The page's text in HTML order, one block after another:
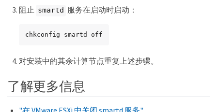
阻止 smartd 服务在启动时启动：
chkconfig smartd off
对安装中的其余计算节点重复上述步骤。
了解更多信息
"在 VMware ESXi 中关闭 smartd 服务"